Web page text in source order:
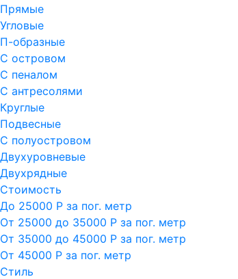
Прямые
Угловые
П-образные
С островом
С пеналом
С антресолями
Круглые
Подвесные
С полуостровом
Двухуровневые
Двухрядные
Стоимость
До 25000 Р за пог. метр
От 25000 до 35000 Р за пог. метр
От 35000 до 45000 Р за пог. метр
От 45000 Р за пог. метр
Стиль